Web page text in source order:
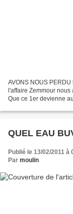
AVONS NOUS
l'affaire Zemmour nous
Que ce 1er devienne
QUEL EAU
Publié le 13/02/2011 à
Par moulin